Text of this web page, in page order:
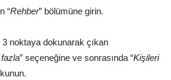
“Rehber” bölümüne girin.
noktaya dokunarak çıkan
” seçeneğine ve sonrasında “Kişileri